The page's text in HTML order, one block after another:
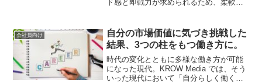
ド感と即戦力が求められるため、柔軟な
ニケーション力と柔軟性、そして主体性
を持っていることKRO...
会社員向け
自分の市場価値に気づき挑戦した
結果、3つの柱をもつ働き方に。
時代の変化とともに多様な働き方が可能
になった現代。KROW Media では、そう
いった現代において「自分らしく働く」